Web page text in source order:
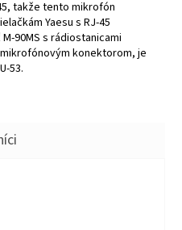
takže tento mikrofón
Yaesu s RJ-45
90MS s rádiostanicami
konektorom, je
53.
je 5 z 5 hviezdičiek.